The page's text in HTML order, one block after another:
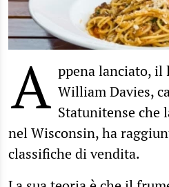
A ppena lanciato,
William Davies,
Statunitense che
nel Wisconsin, ha
classifiche di vendita.